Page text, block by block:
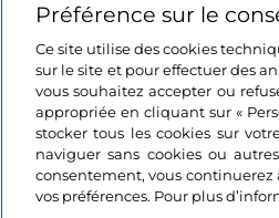
Préférence sur le
Ce site utilise des cookies
sur le site et pour effectuer des
vous souhaitez accepter ou
appropriée en cliquant sur «
stocker tous les cookies sur
naviguer sans cookies ou
consentement, vous continuerez
vos préférences. Pour plus